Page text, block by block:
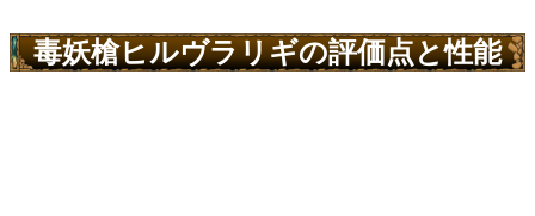
毒妖槍ヒルヴラリギの評価点と性能